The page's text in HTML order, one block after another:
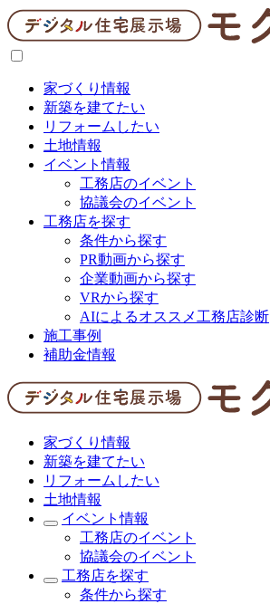
家づくり情報
新築を建てたい
リフォームしたい
土地情報
イベント情報
工務店のイベント
協議会のイベント
工務店を探す
条件から探す
PR動画から探す
企業動画から探す
VRから探す
AIによるオススメ工務店診断
施工事例
補助金情報
家づくり情報
新築を建てたい
リフォームしたい
土地情報
イベント情報
工務店のイベント
協議会のイベント
工務店を探す
条件から探す